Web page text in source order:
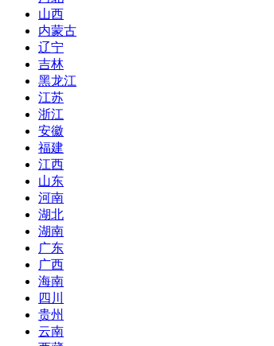
山西
内蒙古
辽宁
吉林
黑龙江
江苏
浙江
安徽
福建
江西
山东
河南
湖北
湖南
广东
广西
海南
四川
贵州
云南